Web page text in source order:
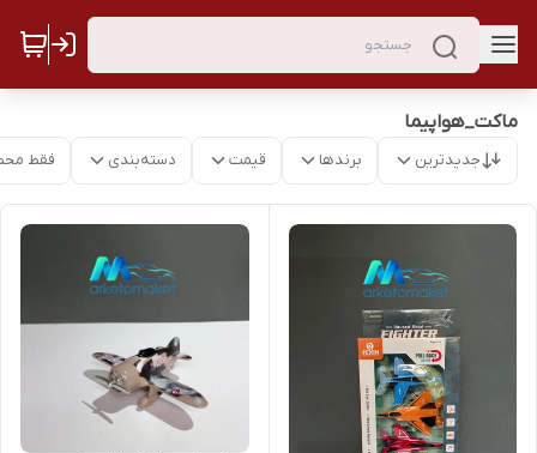
ماکت_هواپیما
جدیدترین برندها قیمت دسته‌بندی فقط